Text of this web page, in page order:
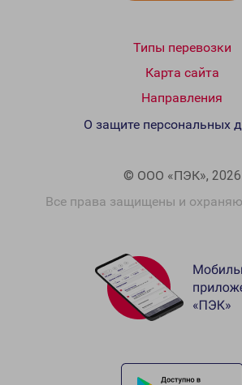
Типы перевозки
Карта сайта
Направления
© ООО «ПЭК», 2026
Все права защищены и
О защите персональных